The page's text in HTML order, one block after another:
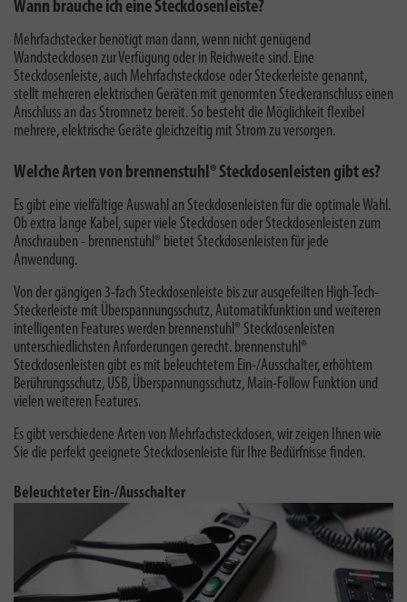
Wann brauche ich eine Steckdosenleiste?
Mehrfachstecker benötigt man dann, wenn nicht genügend
Wandsteckdosen zur Verfügung oder in Reichweite sind. Eine
Steckdosenleiste, auch Mehrfachsteckdose oder Steckerleiste genannt,
stellt mehreren elektrischen Geräten mit genormten Steckeranschluss einen
Anschluss an das Stromnetz bereit. So besteht die Möglichkeit flexibel
mehrere, elektrische Geräte gleichzeitig mit Strom zu versorgen.
Welche Arten von brennenstuhl® Steckdosenleisten gibt es?
Es gibt eine vielfältige Auswahl an Steckdosenleisten für die optimale Wahl.
Ob extra lange Kabel, super viele Steckdosen oder Steckdosenleisten zum
Anschrauben - brennenstuhl® bietet Steckdosenleisten für jede
Anwendung.
Von der gängigen 3-fach Steckdosenleiste bis zur ausgefeilten High-Tech-
Steckerleiste mit Überspannungsschutz, Automatikfunktion und weiteren
intelligenten Features werden brennenstuhl® Steckdosenleisten
unterschiedlichsten Anforderungen gerecht. brennenstuhl®
Steckdosenleisten gibt es mit beleuchtetem Ein-/Ausschalter, erhöhtem
Berührungsschutz, USB, Überspannungsschutz, Main-Follow Funktion und
vielen weiteren Features.
Es gibt verschiedene Arten von Mehrfachsteckdosen, wir zeigen Ihnen wie
Sie die perfekt geeignete Steckdosenleiste für Ihre Bedürfnisse finden.
Beleuchteter Ein-/Ausschalter